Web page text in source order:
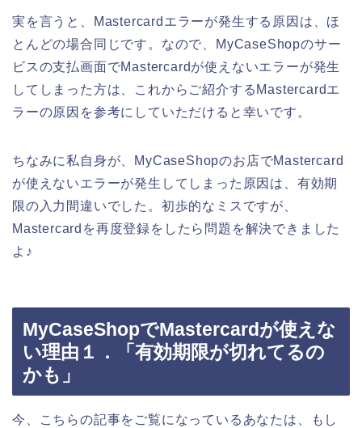
実を言うと、Mastercardエラーが発生する原因は、ほ
とんどの場合同じです。なので、MyCaseShopのサー
ビスの支払画面でMastercardが使えないエラーが発生
してしまった方は、これからご紹介するMastercardエ
ラーの原因を参考にしていただけると幸いです。
ちなみに私自身が、MyCaseShopのお店でMastercard
が使えないエラーが発生してしまった原因は、有効期
限の入力間違いでした。初歩的なミスですが、
Mastercardを再度登録をしたら問題を解決できました
よ♪
MyCaseShopでMastercardが使えな
い理由１．「有効期限が切れてるの
かも」
今、こちらの記事をご覧になっているあなたは、もし